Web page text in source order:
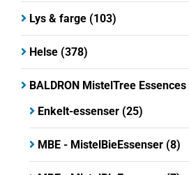
Lys & farge (103)
Helse (378)
BALDRON MistelTree Essences
Enkelt-essenser (25)
MBE - MistelBieEssenser (8)